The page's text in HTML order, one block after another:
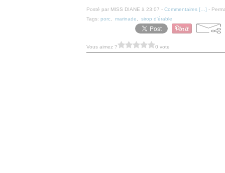
Posté par MISS DIANE à 23:07 - Commentaires [ ] -
Tags: porc marinade sirop d'érable
Vous aimez ? 0 vote